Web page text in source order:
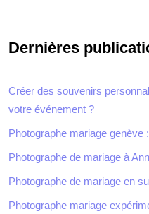
Dernières
Créer des souvenirs
votre événement ?
Photographe mariage genève
Photographe de mariage à
Photographe de mariage en
Photographe mariage